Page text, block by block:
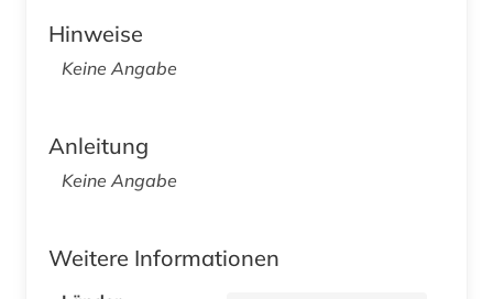
Hinweise
Keine Angabe
Anleitung
Keine Angabe
Weitere Informationen